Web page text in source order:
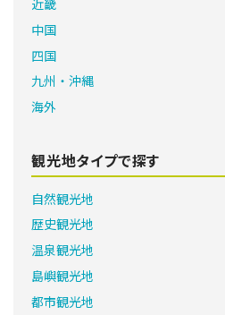
近畿
中国
四国
九州・沖縄
海外
観光地タイプで探す
自然観光地
歴史観光地
温泉観光地
島嶼観光地
都市観光地